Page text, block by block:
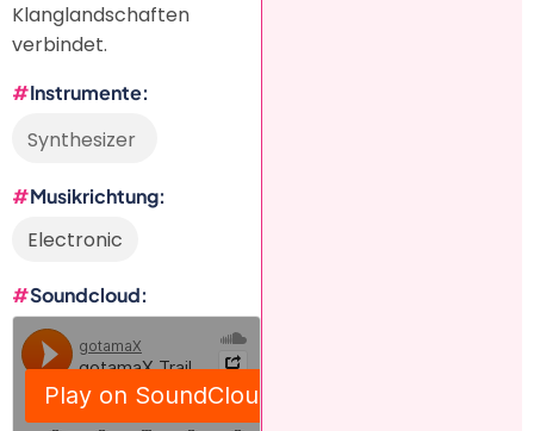
Klanglandschaften
verbindet.
Instrumente
Synthesizer
Musikrichtung
Electronic
Soundcloud